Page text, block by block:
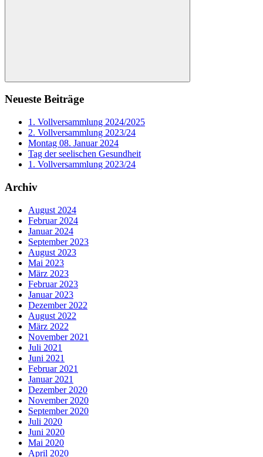
Suchen
Neueste Beiträge
1. Vollversammlung 2024/2025
2. Vollversammlung 2023/24
Montag 08. Januar 2024
Tag der seelischen Gesundheit
1. Vollversammlung 2023/24
Archiv
August 2024
Februar 2024
Januar 2024
September 2023
August 2023
Mai 2023
März 2023
Februar 2023
Januar 2023
Dezember 2022
August 2022
März 2022
November 2021
Juli 2021
Juni 2021
Februar 2021
Januar 2021
Dezember 2020
November 2020
September 2020
Juli 2020
Juni 2020
Mai 2020
April 2020